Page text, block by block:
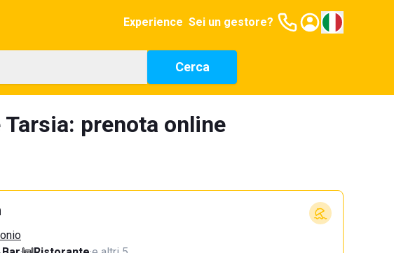
Experience Sei un gestore?
Cerca
prenota online